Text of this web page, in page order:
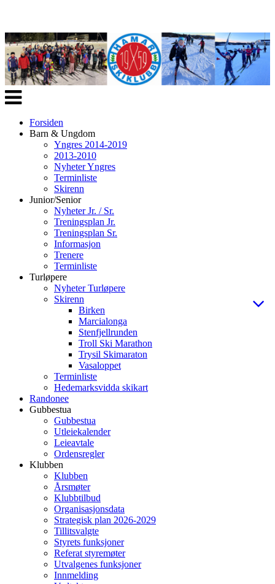
Veksle
navigasjon
Forsiden
Barn & Ungdom
Yngres 2014-2019
2013-2010
Nyheter Yngres
Terminliste
Skirenn
Junior/Senior
Nyheter Jr. / Sr.
Treningsplan Jr.
Treningsplan Sr.
Informasjon
Trenere
Terminliste
Turløpere
Nyheter Turløpere
Skirenn
Birken
Marcialonga
Stenfjellrunden
Troll Ski Marathon
Trysil Skimaraton
Vasaloppet
Terminliste
Hedemarksvidda skikart
Randonee
Gubbestua
Gubbestua
Utleiekalender
Leieavtale
Ordensregler
Klubben
Klubben
Årsmøter
Klubbtilbud
Organisasjonsdata
Strategisk plan 2026-2029
Tillitsvalgte
Styrets funksjoner
Referat styremøter
Utvalgenes funksjoner
Innmelding